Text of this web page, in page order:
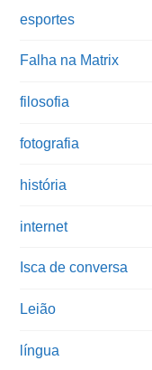
esportes
Falha na Matrix
filosofia
fotografia
história
internet
Isca de conversa
Leião
língua